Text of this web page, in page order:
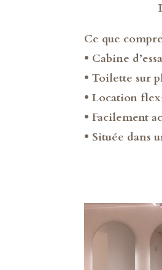
Ce que
• Cabine
• Toilette sur
• Location
• Facilement
• Située dans